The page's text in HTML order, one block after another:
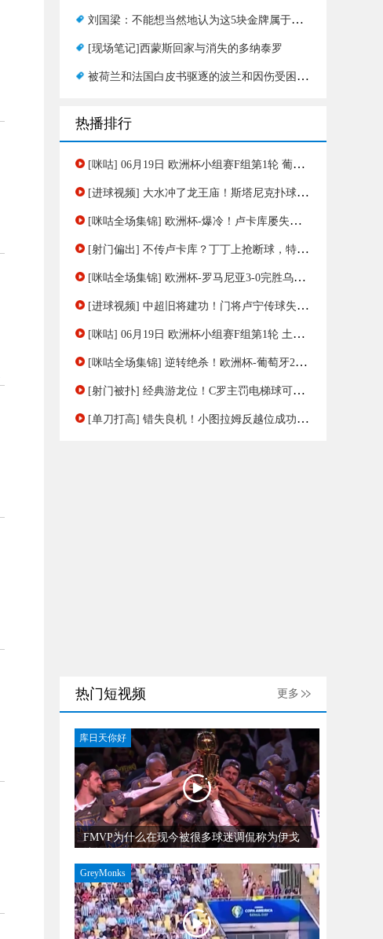
刘国梁：不能想当然地认为这5块金牌属于中国
[现场笔记]西蒙斯回家与消失的多纳泰罗
被荷兰和法国白皮书驱逐的波兰和因伤受困的莱万多夫斯基
热播排行
[咪咕] 06月19日 欧洲杯小组赛F组第1轮 葡萄牙vs捷克 全场录像[有比分]
[进球视频] 大水冲了龙王庙！斯塔尼克扑球击中自家后卫乌龙
[咪咕全场集锦] 欧洲杯-爆冷！卢卡库屡失良机 比利时0-1斯洛伐克
[射门偏出] 不传卢卡库？丁丁上抢断球，特罗萨德兜射远角飞出
[咪咕全场集锦] 欧洲杯-罗马尼亚3-0完胜乌克兰 中超旧将斯坦丘穿云箭卢宁送礼
[进球视频] 中超旧将建功！门将卢宁传球失误，斯坦丘一支穿云箭?，远射建功
[咪咕] 06月19日 欧洲杯小组赛F组第1轮 土耳其vs格鲁吉亚 全场录像[有比分]
[咪咕全场集锦] 逆转绝杀！欧洲杯-葡萄牙2-1捷克 孔塞桑补时绝杀C罗造险+失单刀
[射门被扑] 经典游龙位！C罗主罚电梯球可惜打门稍正
[单刀打高] 错失良机！小图拉姆反越位成功单刀射门打高！
热门短视频 更多
FMVP为什么在现今被很多球迷调侃称为伊戈
库日天你好
GreyMonks